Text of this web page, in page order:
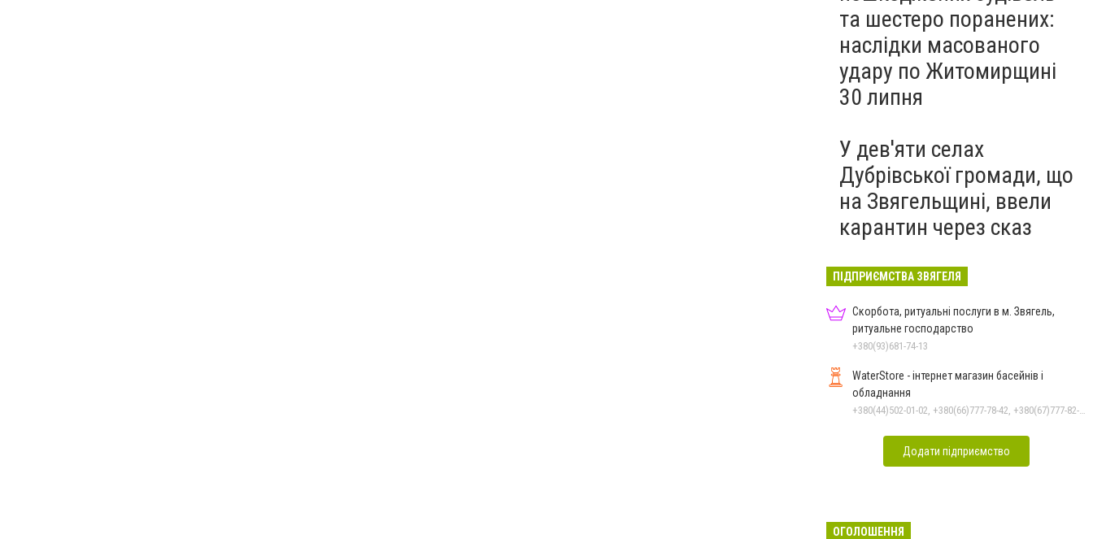
та шестеро поранених:
наслідки масованого
удару по Житомирщині
30 липня
У дев'яти селах
Дубрівської громади, що
на Звягельщині, ввели
карантин через сказ
ПІДПРИЄМСТВА ЗВЯГЕЛЯ
Скорбота, ритуальні послуги в м. Звягель,
ритуальне господарство
+380(93)681-74-13
WaterStore - інтернет магазин басейнів і
обладнання
+380(44)502-01-02, +380(66)777-78-42, +380(67)777-82-19, +380(67)890-80-80, +380(73)890-80-80, +380(44)502-01-03
Додати підприємство
ОГОЛОШЕННЯ